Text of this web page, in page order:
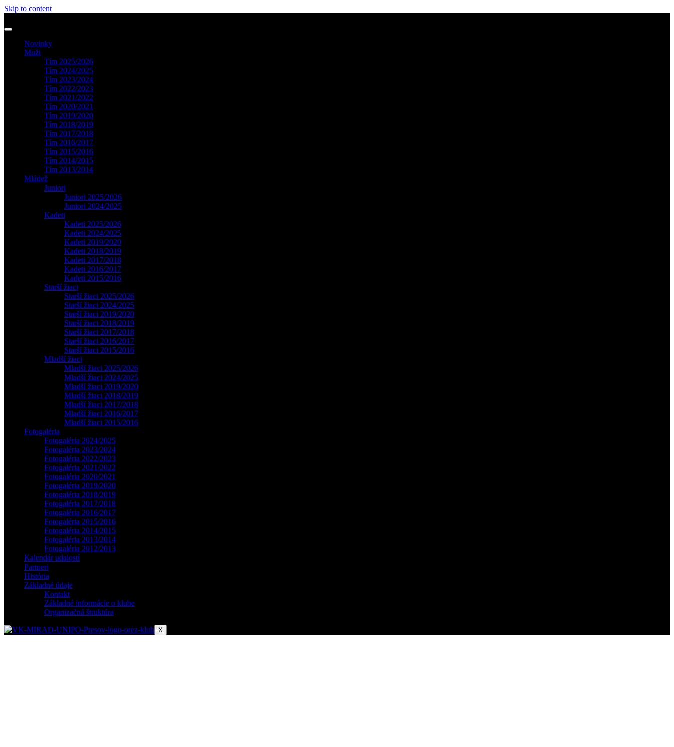
Skip to content
Novinky
Muži
Tím 2025/2026
Tím 2024/2025
Tím 2023/2024
Tím 2022/2023
Tím 2021/2022
Tím 2020/2021
Tím 2019/2020
Tím 2018/2019
Tím 2017/2018
Tím 2016/2017
Tím 2015/2016
Tím 2014/2015
Tím 2013/2014
Mládež
Juniori
Juniori 2025/2026
Juniori 2024/2025
Kadeti
Kadeti 2025/2026
Kadeti 2024/2025
Kadeti 2019/2020
Kadeti 2018/2019
Kadeti 2017/2018
Kadeti 2016/2017
Kadeti 2015/2016
Starší žiaci
Starší žiaci 2025/2026
Starší žiaci 2024/2025
Starší žiaci 2019/2020
Starší žiaci 2018/2019
Starší žiaci 2017/2018
Starší žiaci 2016/2017
Starší žiaci 2015/2016
Mladší žiaci
Mladší žiaci 2025/2026
Mladší žiaci 2024/2025
Mladší žiaci 2019/2020
Mladší žiaci 2018/2019
Mladší žiaci 2017/2018
Mladší žiaci 2016/2017
Mladší žiaci 2015/2016
Fotogaléria
Fotogaléria 2024/2025
Fotogaléria 2023/2024
Fotogaléria 2022/2023
Fotogaléria 2021/2022
Fotogaléria 2020/2021
Fotogaléria 2019/2020
Fotogaléria 2018/2019
Fotogaléria 2017/2018
Fotogaléria 2016/2017
Fotogaléria 2015/2016
Fotogaléria 2014/2015
Fotogaléria 2013/2014
Fotogaléria 2012/2013
Kalendár udalostí
Partneri
História
Základné údaje
Kontakt
Základné informácie o klube
Organizačná štruktúra
X